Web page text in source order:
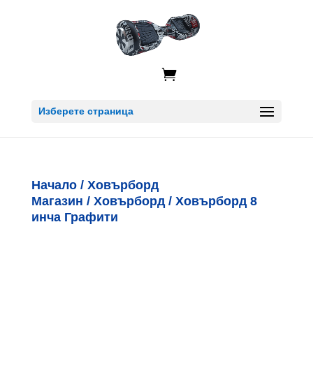

Изберете страница
Начало/ Ховърборд
Магазин / Ховърборд/ Ховърборд 8
инча Графити